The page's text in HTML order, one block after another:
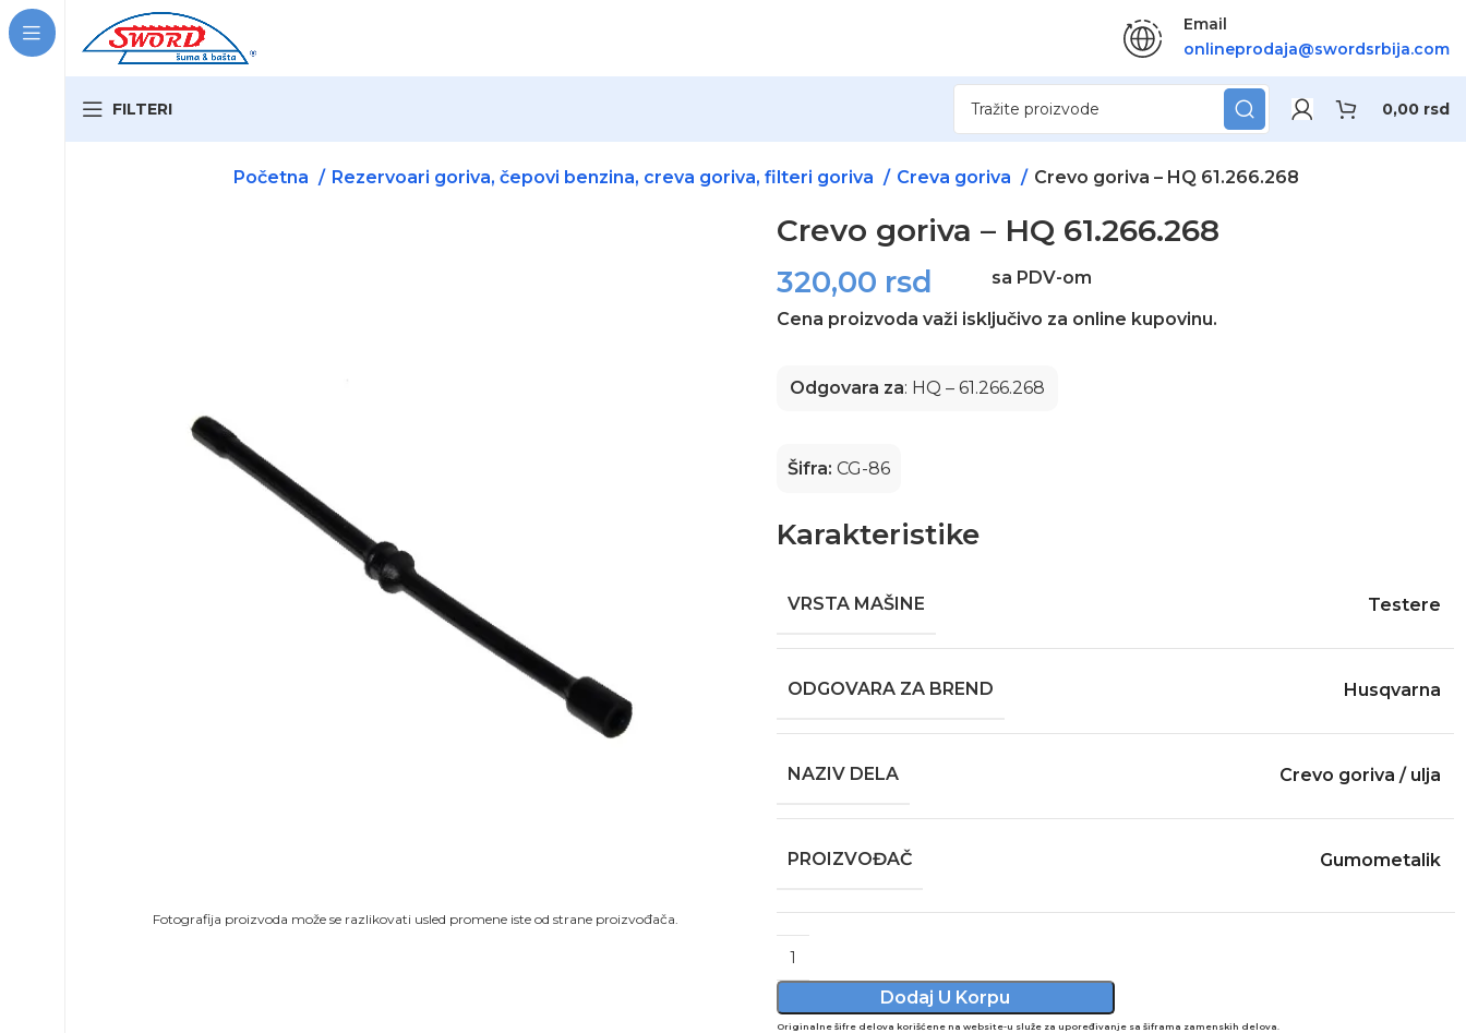
Email
onlineprodaja@swordsrbija.com
FILTERI 0,00 rsd
Početna Rezervoari goriva, čepovi benzina, creva goriva, filteri goriva Creva goriva Crevo goriva – HQ 61.266.268
Fotografija proizvoda može se razlikovati usled promene iste od strane proizvođača.​
Crevo goriva – HQ 61.266.268
320,00 rsd sa PDV-om
Cena proizvoda važi isključivo za online kupovinu.
Odgovara za: HQ – 61.266.268
Šifra: CG-86
Karakteristike
VRSTA MAŠINE Testere
ODGOVARA ZA BREND Husqvarna
NAZIV DELA Crevo goriva / ulja
PROIZVOĐAČ Gumometalik
Dodaj U Korpu
Alternative:
Originalne šifre delova korišćene na website-u služe za upoređivanje sa šiframa zamenskih delova.